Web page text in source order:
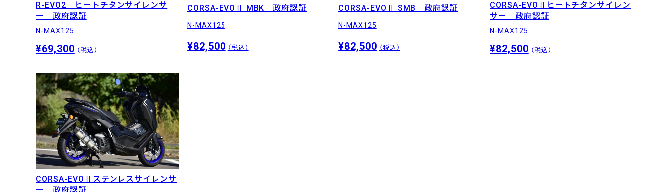
R-EVO2 ヒートチタンサイレンサ
ー 政府認証
N-MAX125
¥69,300 （税込）
CORSA-EVOⅡ MBK 政府認証
N-MAX125
¥82,500 （税込）
CORSA-EVOⅡ SMB 政府認証
N-MAX125
¥82,500 （税込）
CORSA-EVOⅡヒートチタンサイレン
サー 政府認証
N-MAX125
¥82,500 （税込）
CORSA-EVOⅡステンレスサイレンサ
ー 政府認証